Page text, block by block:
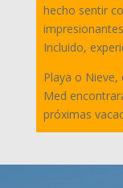
hecho sentir
Incluido,
Playa o Nieve,
Med
próximas